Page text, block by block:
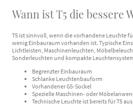
Wann ist T5 die bessere
T5 ist sinnvoll, wenn die vorhandene Leuchte
wenig Einbauraum vorhanden ist. Typische
Lichtleisten, Maschinenleuchten,
Sonderleuchten und kompakte
Begrenzter Einbauraum
Schlanke Leuchtenbauform
Vorhandener G5-Sockel
Spezielle Maschinen- oder
Technische Leuchte ist bereits für T5